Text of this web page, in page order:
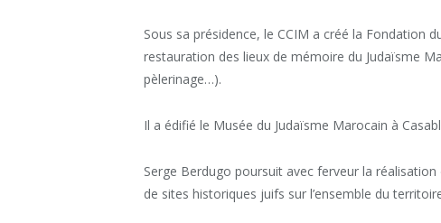
Sous sa présidence, le CCIM a créé la Fondation
restauration des lieux de mémoire du Judaïsme
pèlerinage…).
Il a édifié le Musée du Judaïsme Marocain à
Serge Berdugo poursuit avec ferveur la
de sites historiques juifs sur l’ensemble du